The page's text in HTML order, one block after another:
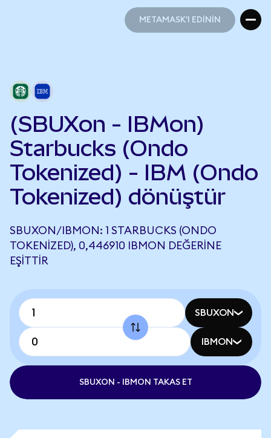
METAMASK'I EDİNİN
(SBUXon - IBMon)
Starbucks (Ondo
Tokenized) - IBM (Ondo
Tokenized) dönüştür
SBUXON/IBMON: 1 STARBUCKS (ONDO
TOKENIZED), 0,446910 IBMON DEĞERINE
EŞITTIR
SBUXON
IBMON
SBUXON - IBMON TAKAS ET